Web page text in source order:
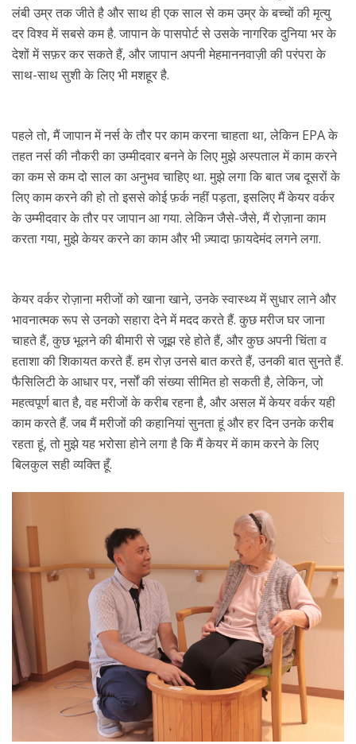
लंबी उम्र तक जीते है और साथ ही एक साल से कम उम्र के बच्चों की मृत्यु
दर विश्व में सबसे कम है. जापान के पासपोर्ट से उसके नागरिक दुनिया भर के
देशों में सफ़र कर सकते हैं, और जापान अपनी मेहमाननवाज़ी की परंपरा के
साथ-साथ सुशी के लिए भी मशहूर है.
पहले तो, मैं जापान में नर्स के तौर पर काम करना चाहता था, लेकिन EPA के
तहत नर्स की नौकरी का उम्मीदवार बनने के लिए मुझे अस्पताल में काम करने
का कम से कम दो साल का अनुभव चाहिए था. मुझे लगा कि बात जब दूसरों के
लिए काम करने की हो तो इससे कोई फ़र्क नहीं पड़ता, इसलिए मैं केयर वर्कर
के उम्मीदवार के तौर पर जापान आ गया. लेकिन जैसे-जैसे, मैं रोज़ाना काम
करता गया, मुझे केयर करने का काम और भी ज़्यादा फ़ायदेमंद लगने लगा.
केयर वर्कर रोज़ाना मरीजों को खाना खाने, उनके स्वास्थ्य में सुधार लाने और
भावनात्मक रूप से उनको सहारा देने में मदद करते हैं. कुछ मरीज घर जाना
चाहते हैं, कुछ भूलने की बीमारी से जूझ रहे होते हैं, और कुछ अपनी चिंता व
हताशा की शिकायत करते हैं. हम रोज़ उनसे बात करते हैं, उनकी बात सुनते हैं.
फैसिलिटी के आधार पर, नर्सों की संख्या सीमित हो सकती है, लेकिन, जो
महत्वपूर्ण बात है, वह मरीजों के करीब रहना है, और असल में केयर वर्कर यही
काम करते हैं. जब मैं मरीजों की कहानियां सुनता हूं और हर दिन उनके करीब
रहता हूं, तो मुझे यह भरोसा होने लगा है कि मैं केयर में काम करने के लिए
बिलकुल सही व्यक्ति हूँ.